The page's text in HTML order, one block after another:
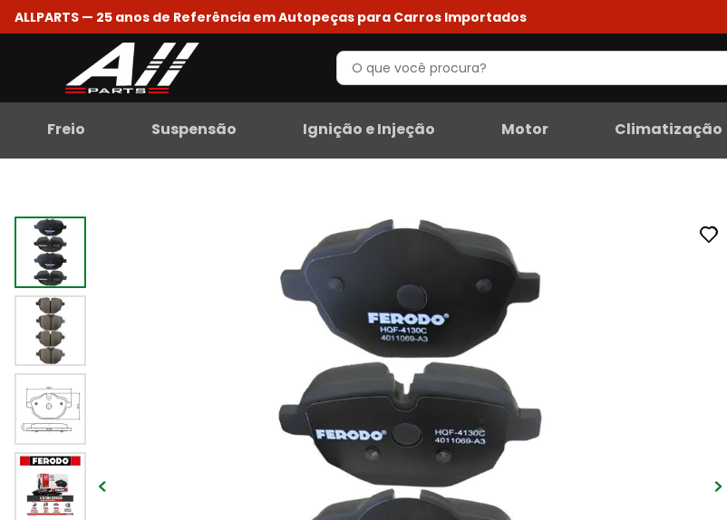
ALLPARTS — 25 anos de Referência em Autopeças para Carros Importados
Freio Suspensão Ignição e Injeção Motor Climatização